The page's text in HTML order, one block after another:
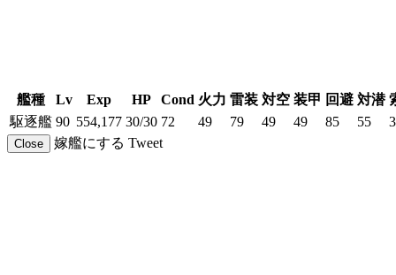
艦種 Lv Exp HP Cond 火力 雷装 対空 装甲 回避 対潜
駆逐艦 90 554,177 30/30 72 49 79 49 49 85 55
Close 嫁艦にする Tweet